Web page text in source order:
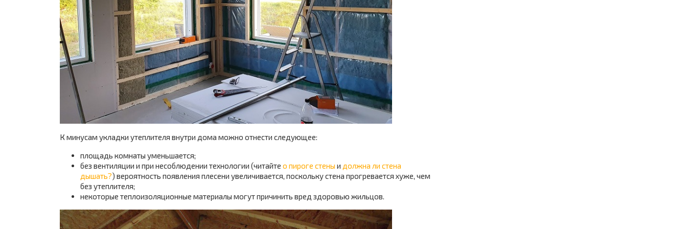
К минусам укладки утеплителя внутри дома можно отнести следующее:
площадь комнаты уменьшается;
без вентиляции и при несоблюдении технологии (читайте о пироге стены и должна ли стена
дышать?) вероятность появления плесени увеличивается, поскольку стена прогревается хуже, чем
без утеплителя;
некоторые теплоизоляционные материалы могут причинить вред здоровью жильцов.